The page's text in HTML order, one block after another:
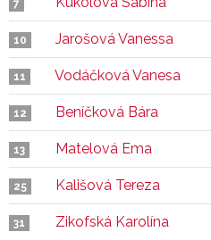
7
10 Jarošová Vanessa
11 Vodáčková Vanesa
12 Beníčková Bára
13 Matelová Ema
25 Kališová Tereza
31 Zikofská Karolína